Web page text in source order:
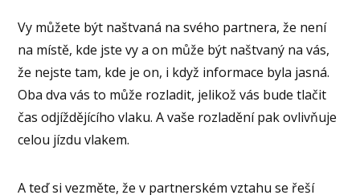
Vy můžete být naštvaná na svého partnera, že není
na místě, kde jste vy a on může být naštvaný na vás,
že nejste tam, kde je on, i když informace byla jasná.
Oba dva vás to může rozladit, jelikož vás bude tlačit
čas odjíždějícího vlaku. A vaše rozladění pak ovlivňuje
celou jízdu vlakem.
A teď si vezměte, že v partnerském vztahu se řeší